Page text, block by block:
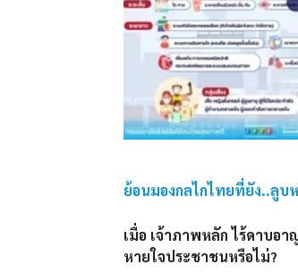
ย้อนมองกลไกไทยที่ยัง..ลูบ
เมื่อ เจ้าภาพหลัก ไร้ดาบ
หายใจประชาชนหรือไม่?